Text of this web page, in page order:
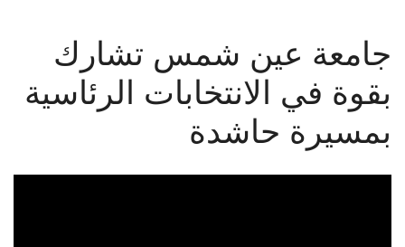
المراكز والوحدات
الأنظمة الذكية
جامعة عين شمس تشارك
بقوة في الانتخابات الرئاسية
بمسيرة حاشدة